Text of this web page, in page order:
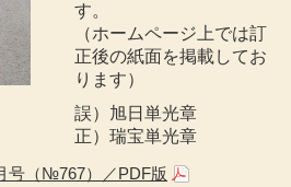
す。
（ホームページ上では訂
正後の紙面を掲載してお
ります）
誤）旭日単光章
正）瑞宝単光章
号（№767）／PDF版